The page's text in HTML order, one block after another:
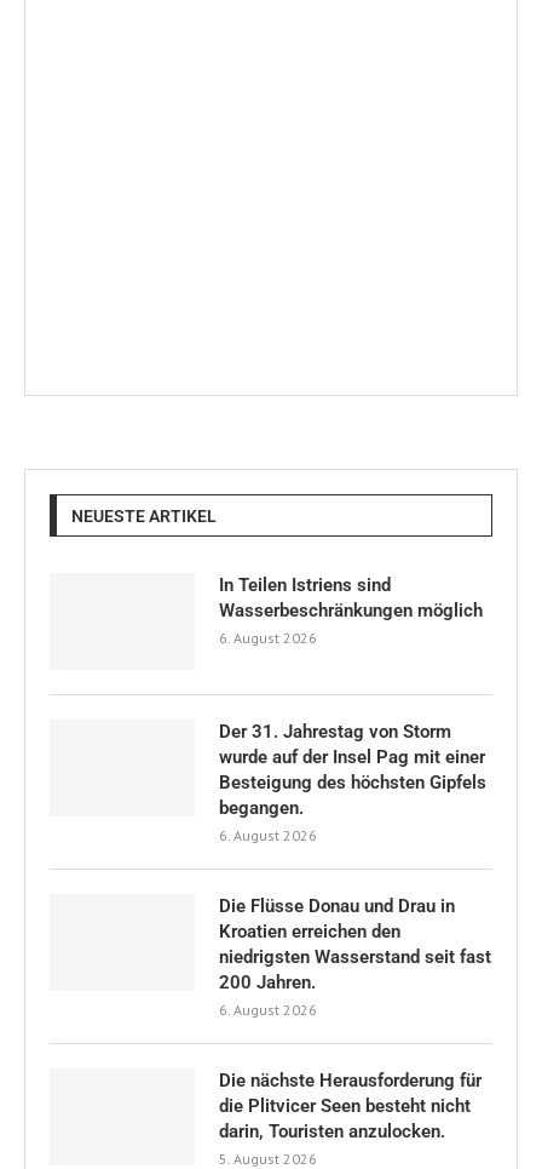
NEUESTE ARTIKEL
In Teilen Istriens sind
Wasserbeschränkungen möglich
6. August 2026
Der 31. Jahrestag von Storm
wurde auf der Insel Pag mit einer
Besteigung des höchsten Gipfels
begangen.
6. August 2026
Die Flüsse Donau und Drau in
Kroatien erreichen den
niedrigsten Wasserstand seit fast
200 Jahren.
6. August 2026
Die nächste Herausforderung für
die Plitvicer Seen besteht nicht
darin, Touristen anzulocken.
5. August 2026